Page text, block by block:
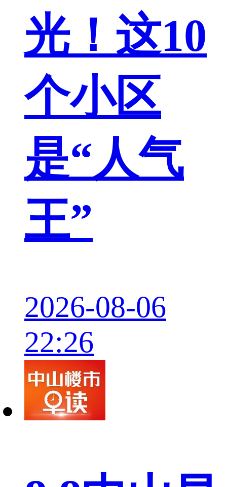
光！这10
个小区
是“人气
王”
2026-08-06
22:26